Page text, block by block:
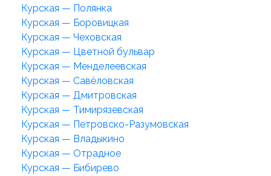
Курская — Полянка
Курская — Боровицкая
Курская — Чеховская
Курская — Цветной бульвар
Курская — Менделеевская
Курская — Савёловская
Курская — Дмитровская
Курская — Тимирязевская
Курская — Петровско-Разумовская
Курская — Владыкино
Курская — Отрадное
Курская — Бибирево